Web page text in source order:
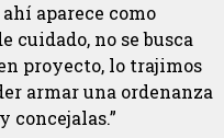
aparece como
cuidado, no se busca
proyecto, lo trajimos
armar una ordenanza
concejalas.”